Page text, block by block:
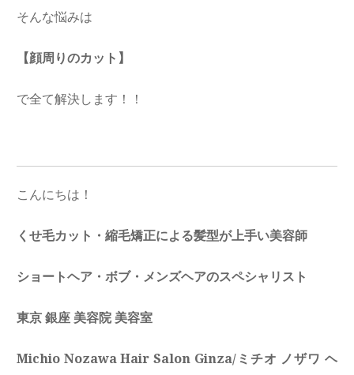
そんな悩みは
【顔周りのカット】
で全て解決します！！
こんにちは！
くせ毛カット・縮毛矯正による髪型が上手い美容師
ショートヘア・ボブ・メンズヘアのスペシャリスト
東京 銀座 美容院 美容室
Michio Nozawa Hair Salon Ginza/ミチオ ノザワ ヘ